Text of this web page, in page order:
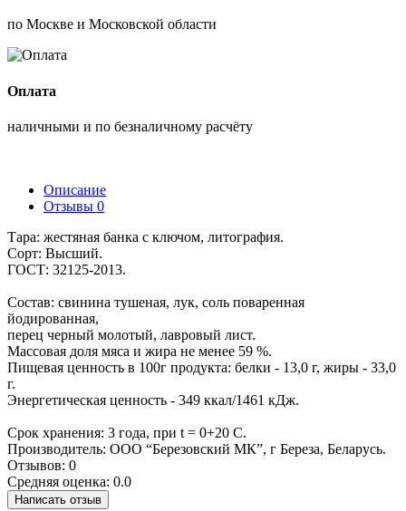
по Москве и Московской области
Оплата
наличными и по безналичному расчёту
Описание
Отзывы 0
Тара: жестяная банка с ключом, литография.
Сорт: Высший.
ГОСТ: 32125-2013.
Состав: свинина тушеная, лук, соль поваренная
йодированная,
перец черный молотый, лавровый лист.
Массовая доля мяса и жира не менее 59 %.
Пищевая ценность в 100г продукта: белки - 13,0 г, жиры - 33,0
г.
Энергетическая ценность - 349 ккал/1461 кДж.
Срок хранения: 3 года, при t = 0+20 С.
Производитель: ООО “Березовский МК”, г Береза, Беларусь.
Отзывов: 0
Средняя оценка: 0.0
Написать отзыв